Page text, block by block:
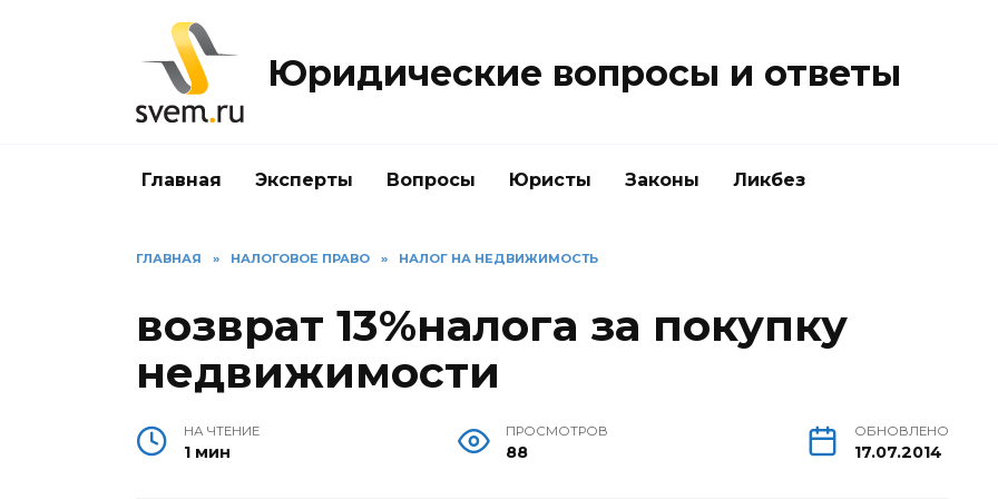
Юридические вопросы и ответы
Главная Эксперты Вопросы Юристы Законы Ликбез
ГЛАВНАЯ » НАЛОГОВОЕ ПРАВО » НАЛОГ НА НЕДВИЖИМОСТЬ
возврат 13%налога за покупку
недвижимости
НА ЧТЕНИЕ
1 мин
ПРОСМОТРОВ
88
ОБНОВЛЕНО
17.07.2014